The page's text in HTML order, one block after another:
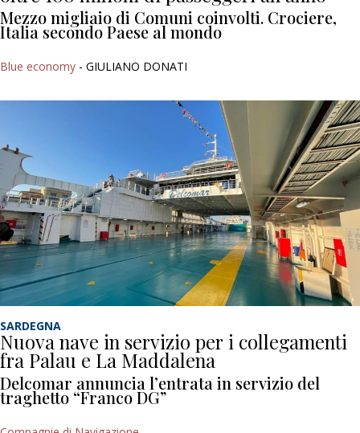
Mezzo migliaio di Comuni coinvolti. Crociere,
Italia secondo Paese al mondo
Blue economy - GIULIANO DONATI
SARDEGNA
Nuova nave in servizio per i collegamenti
fra Palau e La Maddalena
Delcomar annuncia l’entrata in servizio del
traghetto “Franco DG”